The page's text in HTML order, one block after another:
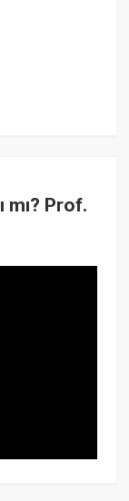
Prof.